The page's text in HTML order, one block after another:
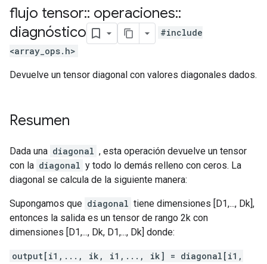
flujo tensor:: operaciones::
diagnóstico
#include
<array_ops.h>
Devuelve un tensor diagonal con valores diagonales dados.
Resumen
Dada una diagonal , esta operación devuelve un tensor
con la diagonal y todo lo demás relleno con ceros. La
diagonal se calcula de la siguiente manera:
Supongamos que diagonal tiene dimensiones [D1,..., Dk],
entonces la salida es un tensor de rango 2k con
dimensiones [D1,..., Dk, D1,..., Dk] donde:
output[i1,..., ik, i1,..., ik] = diagonal[i1,